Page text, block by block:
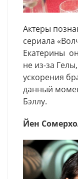
Актеры
сериала
Екатерины
не из-за
ускорения
данный
Бэллу.
Йен